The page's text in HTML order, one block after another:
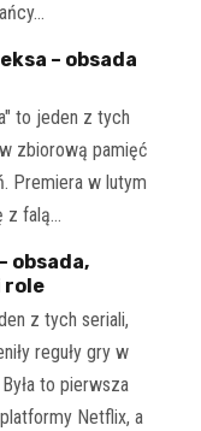
– obsada
to jeden z tych
zbiorową pamięć
Premiera w lutym
z falą…
obsada,
role
z tych seriali,
reguły gry w
to pierwsza
Netflix, a